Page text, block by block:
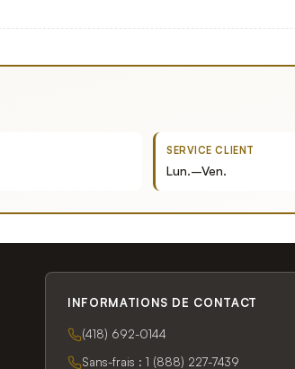
SERVICE CLIENT
Lun.–Ven.
INFORMATIONS DE CONTACT
(418) 692-0144
Sans-frais : 1 (888) 227-7439